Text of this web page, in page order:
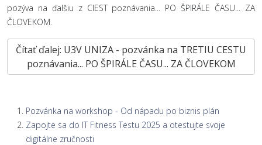
pozýva na ďalšiu z CIEST poznávania... PO ŠPIRÁLE ČASU... ZA
ČLOVEKOM.
Čítať ďalej: U3V UNIZA - pozvánka na TRETIU CESTU
poznávania... PO ŠPIRÁLE ČASU... ZA ČLOVEKOM
Pozvánka na workshop - Od nápadu po biznis plán
Zapojte sa do IT Fitness Testu 2025 a otestujte svoje
digitálne zručnosti